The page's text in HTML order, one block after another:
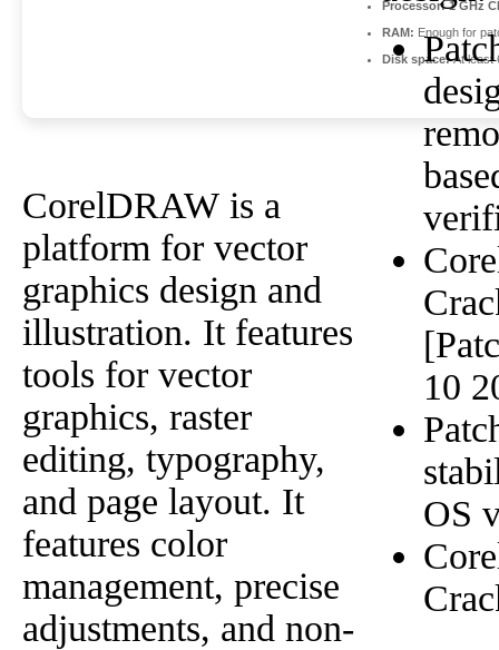
Processor:1 GHz
RAM: Enough for
Disk space:At least
CorelDRAW is a
platform for vector
graphics design and
illustration. It features
tools for vector
graphics, raster
editing, typography,
and page layout. It
features color
management, precise
adjustments, and non-
10
OS